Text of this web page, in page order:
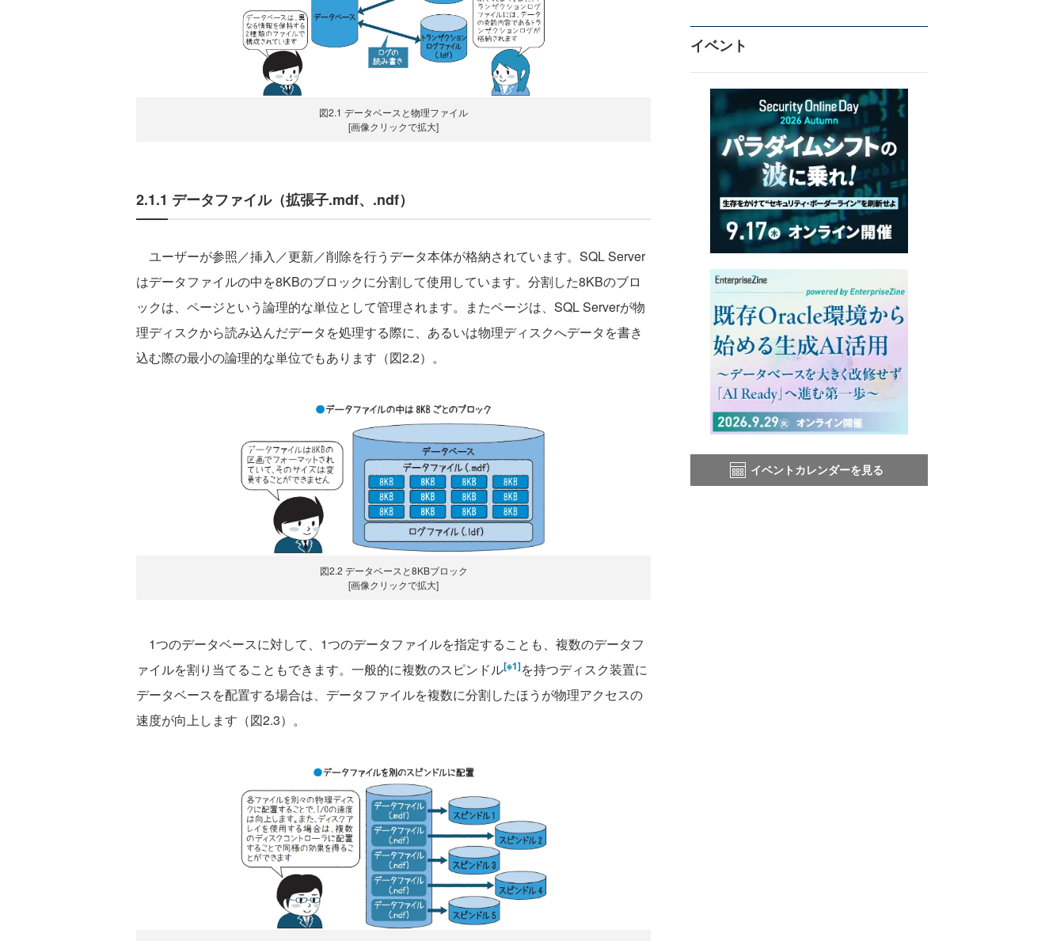
図2.1 データベースと物理ファイル
[画像クリックで拡大]
2.1.1 データファイル（拡張子.mdf、.ndf）
ユーザーが参照／挿入／更新／削除を行うデータ本体が格納されています。SQL Server
はデータファイルの中を8KBのブロックに分割して使用しています。分割した8KBのブロ
ックは、ページという論理的な単位として管理されます。またページは、SQL Serverが物
理ディスクから読み込んだデータを処理する際に、あるいは物理ディスクへデータを書き
込む際の最小の論理的な単位でもあります（図2.2）。
図2.2 データベースと8KBブロック
[画像クリックで拡大]
1つのデータベースに対して、1つのデータファイルを指定することも、複数のデータフ
ァイルを割り当てることもできます。一般的に複数のスピンドル[※1]を持つディスク装置に
データベースを配置する場合は、データファイルを複数に分割したほうが物理アクセスの
速度が向上します（図2.3）。
イベント
イベントカレンダーを見る